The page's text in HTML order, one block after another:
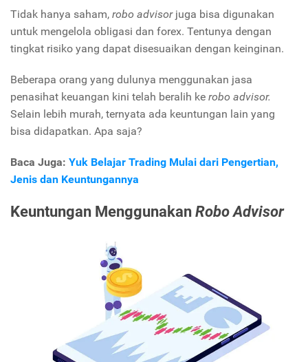
Tidak hanya saham, robo advisorjuga bisa digunakan
untuk mengelola obligasi dan forex. Tentunya dengan
tingkat risiko yang dapat disesuaikan dengan keinginan.
Beberapa orang yang dulunya menggunakan jasa
penasihat keuangan kini telah beralih ke robo advisor.
Selain lebih murah, ternyata ada keuntungan lain yang
bisa didapatkan. Apa saja?
Baca Juga: Yuk Belajar Trading Mulai dari Pengertian,
Jenis dan Keuntungannya
Keuntungan MenggunakanRobo Advisor